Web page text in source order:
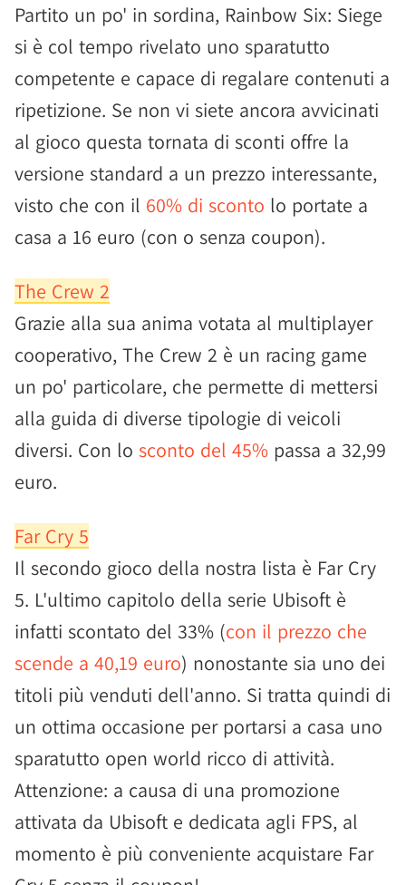
Partito un po' in sordina, Rainbow Six: Siege
si è col tempo rivelato uno sparatutto
competente e capace di regalare contenuti a
ripetizione. Se non vi siete ancora avvicinati
al gioco questa tornata di sconti offre la
versione standard a un prezzo interessante,
visto che con il 60% di sconto lo portate a
casa a 16 euro (con o senza coupon).
The Crew 2
Grazie alla sua anima votata al multiplayer
cooperativo, The Crew 2 è un racing game
un po' particolare, che permette di mettersi
alla guida di diverse tipologie di veicoli
diversi. Con lo sconto del 45% passa a 32,99
euro.
Far Cry 5
Il secondo gioco della nostra lista è Far Cry
5. L'ultimo capitolo della serie Ubisoft è
infatti scontato del 33% (con il prezzo che
scende a 40,19 euro) nonostante sia uno dei
titoli più venduti dell'anno. Si tratta quindi di
un ottima occasione per portarsi a casa uno
sparatutto open world ricco di attività.
Attenzione: a causa di una promozione
attivata da Ubisoft e dedicata agli FPS, al
momento è più conveniente acquistare Far